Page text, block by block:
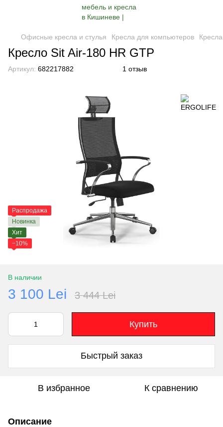
Офисные кресла и стулья Кресла для компьютеров
Кресло Sit Air-180 HR GTP
Артикул: 682217882 1 отзыв
Распродажа
Новинка
Хит
−10%
В наличии
3 100 Lei 3 444 Lei
Купить
Быстрый заказ
В избранное К сравнению
Описание